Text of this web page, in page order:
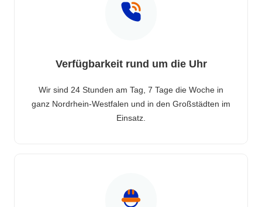
Verfügbarkeit rund um die Uhr
Wir sind 24 Stunden am Tag, 7 Tage die Woche in
ganz Nordrhein-Westfalen und in den Großstädten im
Einsatz.